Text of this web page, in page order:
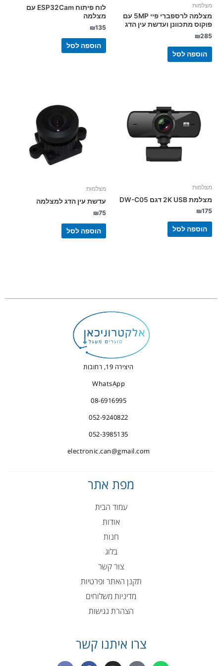
מצלמות
מצלמה לרספברי פיי 5MP עם
פוקוס מתכוונן ועדשת עין הדג
₪285
הוספה לסל
לוח פיתוח ESP32Cam עם
מצלמה
₪135
הוספה לסל
מצלמות
מצלמת 2K USB דגם DW-C05
₪175
הוספה לסל
מצלמות
עדשת עין הדג למצלמה
₪75
הוספה לסל
היצירה 19, רחובות
WhatsApp
08-6916995
052-9240822
052-3985135
electronic.can@gmail.com
מפת אתר
עמוד הבית
אודות
חנות
בלוג
צור קשר
תקנן האתר ופרטיות
מדיניות משלוחים
הצהרת נגישות
צרו איתנו קשר